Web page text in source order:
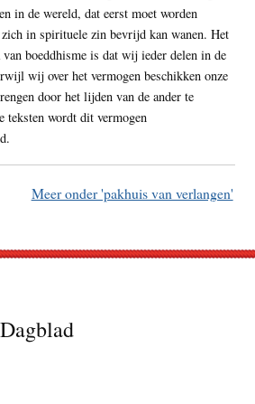
in de wereld, dat eerst moet worden
in spirituele zin bevrijd kan wanen. Het
boeddhisme is dat wij ieder delen in de
wij over het vermogen beschikken onze
door het lijden van de ander te
teksten wordt dit vermogen
Meer onder 'pakhuis van verlangen'